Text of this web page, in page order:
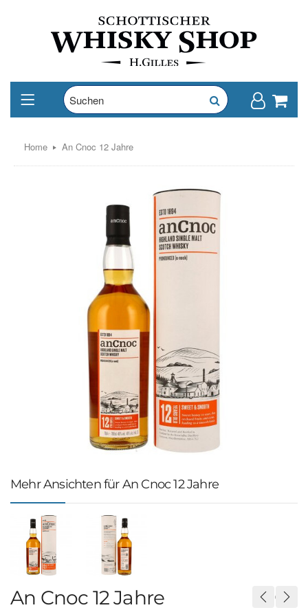
Home An Cnoc 12 Jahre
Mehr Ansichten für An Cnoc 12 Jahre
An Cnoc 12 Jahre